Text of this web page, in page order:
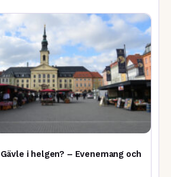
i helgen? – Evenemang och